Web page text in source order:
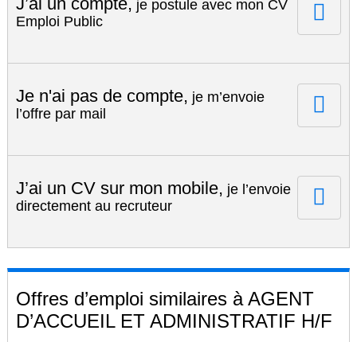
je postule avec mon CV
Emploi Public
Je n'ai pas de compte, je m’envoie
l’offre par mail
J’ai un CV sur mon mobile, je l’envoie
directement au recruteur
Offres d’emploi similaires à AGENT
D’ACCUEIL ET ADMINISTRATIF H/F